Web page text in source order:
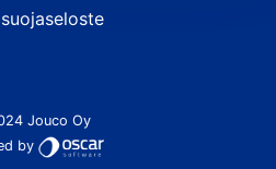
Jouco Oy
by